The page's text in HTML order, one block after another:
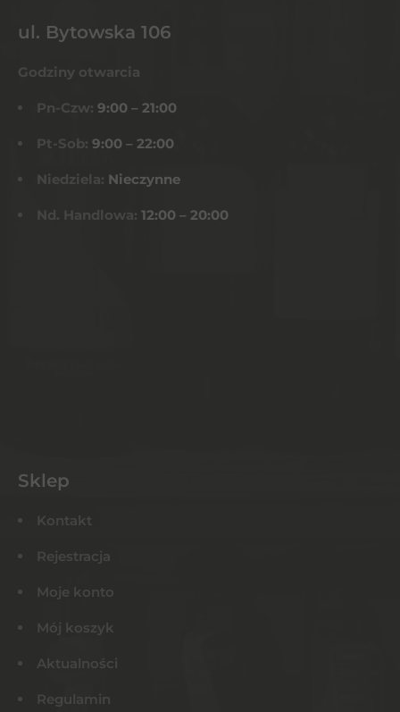
ul. Bytowska 106
Godziny otwarcia
Pn-Czw: 9:00 – 21:00
Pt-Sob: 9:00 – 22:00
Niedziela: Nieczynne
Nd. Handlowa: 12:00 – 20:00
Sklep
Kontakt
Rejestracja
Moje konto
Mój koszyk
Aktualności
Regulamin